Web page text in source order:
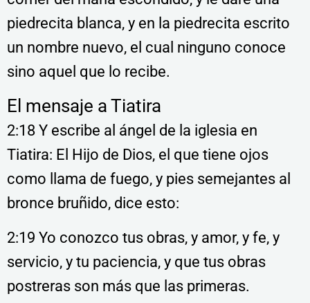
piedrecita blanca, y en la piedrecita escrito
un nombre nuevo, el cual ninguno conoce
sino aquel que lo recibe.
El mensaje a Tiatira
2:18 Y escribe al ángel de la iglesia en
Tiatira: El Hijo de Dios, el que tiene ojos
como llama de fuego, y pies semejantes al
bronce bruñido, dice esto:
2:19 Yo conozco tus obras, y amor, y fe, y
servicio, y tu paciencia, y que tus obras
postreras son más que las primeras.